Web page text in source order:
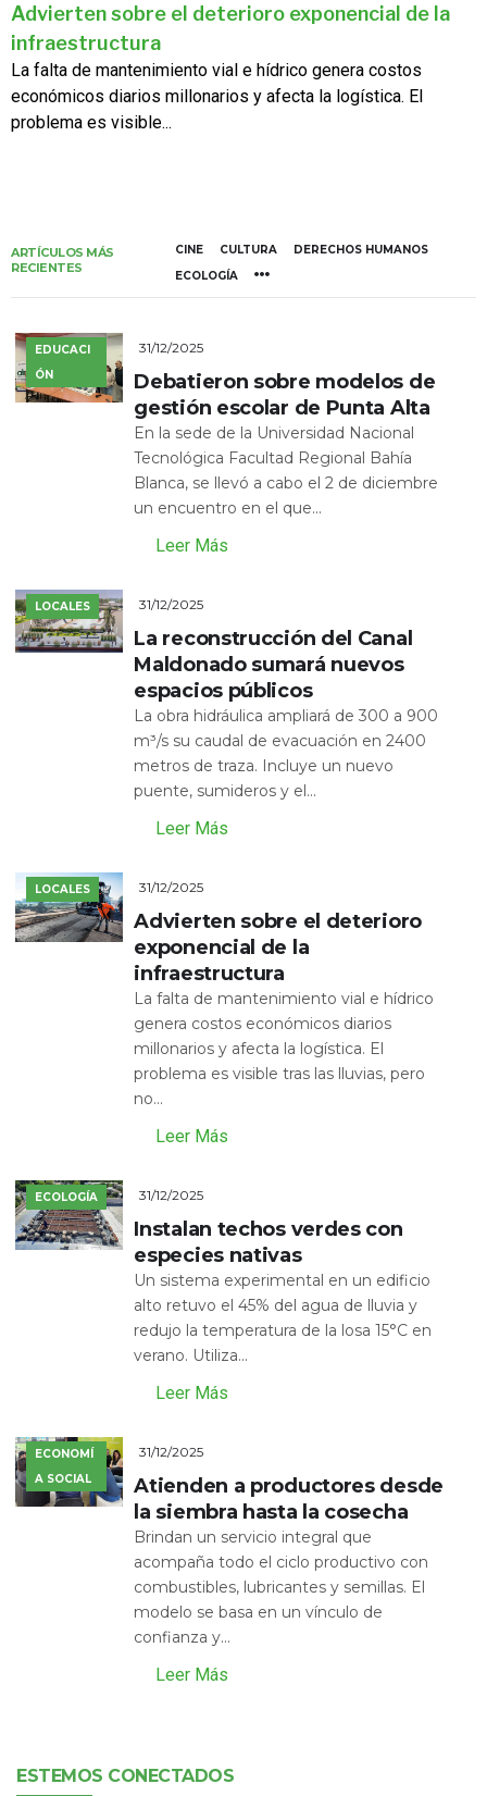
Advierten sobre el deterioro exponencial de la
infraestructura
La falta de mantenimiento vial e hídrico genera costos
económicos diarios millonarios y afecta la logística. El
problema es visible...
ARTÍCULOS MÁS
RECIENTES
CINE CULTURA
DERECHOS HUMANOS
ECOLOGÍA
EDUCACI
ÓN
31/12/2025
Debatieron sobre modelos de
gestión escolar de Punta Alta
En la sede de la Universidad Nacional
Tecnológica Facultad Regional Bahía
Blanca, se llevó a cabo el 2 de diciembre
un encuentro en el que...
Leer Más
LOCALES 31/12/2025
La reconstrucción del Canal
Maldonado sumará nuevos
espacios públicos
La obra hidráulica ampliará de 300 a 900
m³/s su caudal de evacuación en 2400
metros de traza. Incluye un nuevo
puente, sumideros y el...
Leer Más
LOCALES 31/12/2025
Advierten sobre el deterioro
exponencial de la
infraestructura
La falta de mantenimiento vial e hídrico
genera costos económicos diarios
millonarios y afecta la logística. El
problema es visible tras las lluvias, pero
no...
Leer Más
ECOLOGÍA 31/12/2025
Instalan techos verdes con
especies nativas
Un sistema experimental en un edificio
alto retuvo el 45% del agua de lluvia y
redujo la temperatura de la losa 15°C en
verano. Utiliza...
Leer Más
ECONOMÍ
A SOCIAL
31/12/2025
Atienden a productores desde
la siembra hasta la cosecha
Brindan un servicio integral que
acompaña todo el ciclo productivo con
combustibles, lubricantes y semillas. El
modelo se basa en un vínculo de
confianza y...
Leer Más
ESTEMOS CONECTADOS